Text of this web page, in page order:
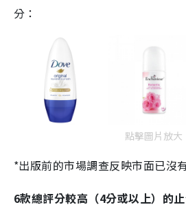
分：
點擊圖片放大
*出版前的市場調查反映市面已沒
6款總評分較高（4分或以上）的